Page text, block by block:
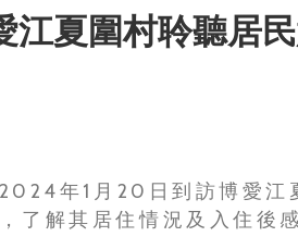
江夏圍村聆聽居
年1月20日到訪博愛江
了解其居住情況及入住後